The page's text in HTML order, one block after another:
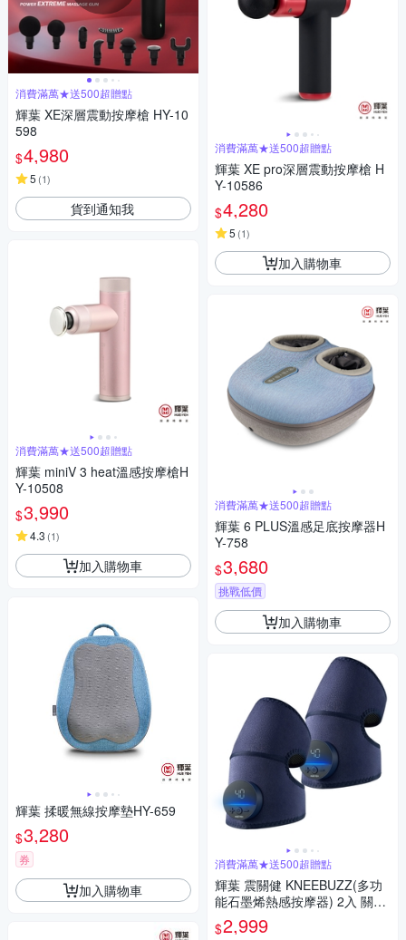
消費滿萬★送500超贈點
輝葉 XE深層震動按摩槍 HY-10
598
$4,980
5 (1)
貨到通知我
消費滿萬★送500超贈點
輝葉 miniV 3 heat溫感按摩槍H
Y-10508
$3,990
4.3 (1)
加入購物車
輝葉 揉暖無線按摩墊HY-659
$3,280
券
加入購物車
消費滿萬★送500超贈點
輝葉 XE pro深層震動按摩槍 H
Y-10586
$4,280
5 (1)
加入購物車
消費滿萬★送500超贈點
輝葉 6 PLUS溫感足底按摩器H
Y-758
$3,680
挑戰低價
加入購物車
消費滿萬★送500超贈點
輝葉 震關健 KNEEBUZZ(多功
能石墨烯熱感按摩器) 2入 關節
按摩 膝蓋按摩 HY-762
$2,999